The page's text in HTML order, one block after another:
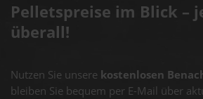
Pelletspreise im Blick –
überall!
Nutzen Sie unsere kostenlosen
bleiben Sie bequem per E-Mail über